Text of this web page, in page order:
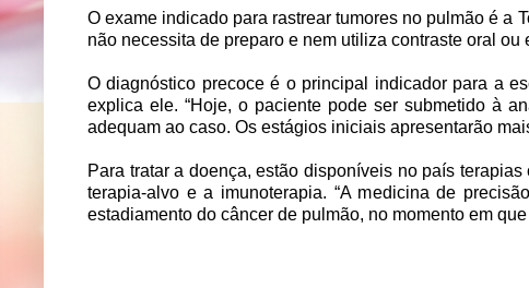
O exame indicado para rastrear tumores no pulmão é a
não necessita de preparo e nem utiliza contraste oral ou
O diagnóstico precoce é o principal indicador para a
explica ele. “Hoje, o paciente pode ser submetido à
adequam ao caso. Os estágios iniciais apresentarão
Para tratar a doença, estão disponíveis no país
terapia-alvo e a imunoterapia. “A medicina de
estadiamento do câncer de pulmão, no momento em